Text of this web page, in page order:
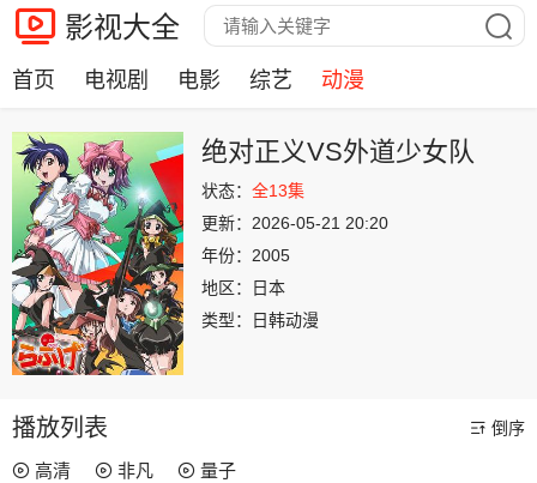
影视大全
首页 电视剧 电影 综艺 动漫
绝对正义VS外道少女队
状态： 全13集
更新： 2026-05-21 20:20
年份： 2005
地区：
日本
类型：
日韩动漫
播放列表 倒序
高清 非凡 量子